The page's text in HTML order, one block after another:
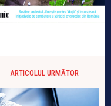
ARTICOLUL URMĂTOR